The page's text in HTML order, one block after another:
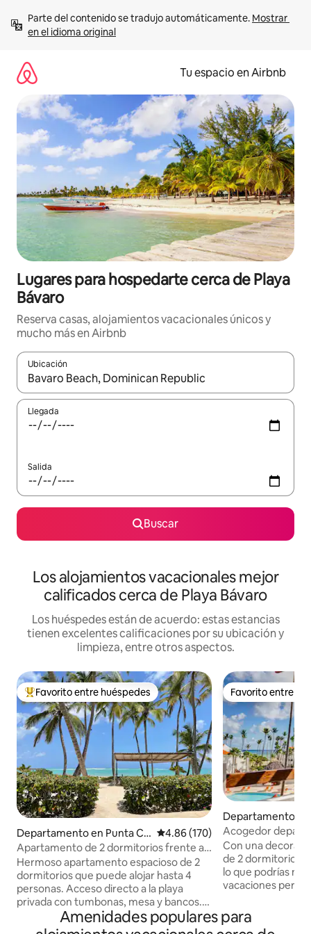
contenido
Parte del contenido se tradujo automáticamente. Mostrar
en el idioma original
Tu espacio en Airbnb
Lugares para hospedarte cerca de Playa
Bávaro
Reserva casas, alojamientos vacacionales únicos y
mucho más en Airbnb
Ubicación
Cuando los resultados estén disponibles, podrás navegar
Llegada
Salida
Buscar
Los alojamientos vacacionales mejor
calificados cerca de Playa Bávaro
Los huéspedes están de acuerdo: estas estancias
tienen excelentes calificaciones por su ubicación y
limpieza, entre otros aspectos.
De los mejores en Favorito entre huéspedes
Favorito entre huéspedes
Departamento en Punta Ca
na
Calificación promedio: 4.86 de
4.86 (170)
Apartamento de 2 dormitorios frente al
mar
Hermoso apartamento espacioso de 2
dormitorios que puede alojar hasta 4
personas. Acceso directo a la playa
privada con tumbonas, mesa y bancos.
Situado en el cuarto piso (sin ascensor). 2
dormitorios tienen sus propias terrazas
Favorito entre
Favorito entre
Departamento en
Acogedor
2 habitaciones
Stanzamare
Con una
de 2 dormitorios
lo que podrías
vacaciones
totalmente
tocador. -
Amenidades populares para